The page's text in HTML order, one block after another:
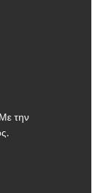
την